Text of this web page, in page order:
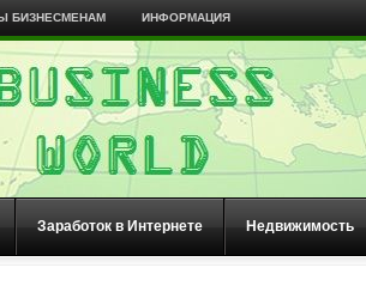
БИЗНЕСМЕНАМ ИНФОРМАЦИЯ
Заработок в Интернете Недвижимость